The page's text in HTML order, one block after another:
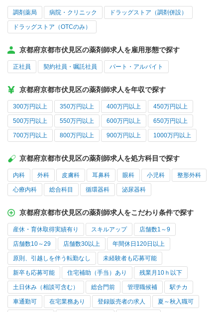
調剤薬局 病院・クリニック ドラッグストア（調剤併設）
ドラッグストア（OTCのみ）
京都府京都市伏見区の薬剤師求人を雇用形態で探す
正社員 契約社員・嘱託社員 パート・アルバイト
京都府京都市伏見区の薬剤師求人を年収で探す
300万円以上 350万円以上 400万円以上 450万円以上
500万円以上 550万円以上 600万円以上 650万円以上
700万円以上 800万円以上 900万円以上 1000万円以上
京都府京都市伏見区の薬剤師求人を処方科目で探す
内科 外科 皮膚科 耳鼻科 眼科 小児科 整形外科
心療内科 総合科目 循環器科 泌尿器科
京都府京都市伏見区の薬剤師求人をこだわり条件で探す
産休・育休取得実績有り スキルアップ 店舗数1～9
店舗数10～29 店舗数30以上 年間休日120日以上
原則、引越しを伴う転勤なし 未経験者も応募可能
新卒も応募可能 住宅補助（手当）あり 残業月10ｈ以下
土日休み（相談可含む） 総合門前 管理職候補 駅チカ
車通勤可 在宅業務あり 登録販売者の求人 夏～秋入職可